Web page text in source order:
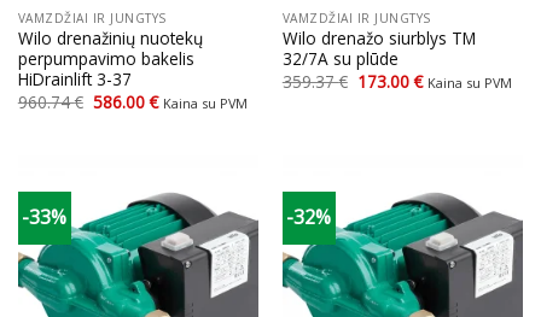
VAMZDŽIAI IR JUNGTYS
Wilo drenažinių nuotekų
perpumpavimo bakelis
HiDrainlift 3-37
960.74€ Original
price
586.00€Current
price
Kaina su PVM
VAMZDŽIAI IR JUNGTYS
Wilo drenažo siurblys TM
32/7A su plūde
359.37€ Original
price
173.00€Current
price
Kaina su PVM
-33% -32%